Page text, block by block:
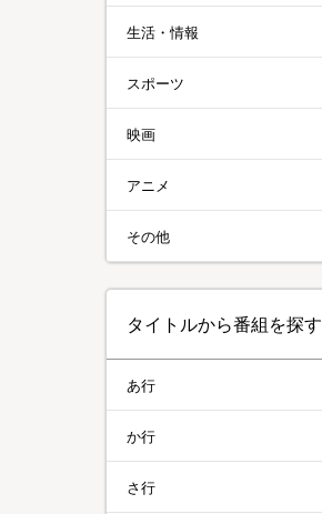
生活・情報
スポーツ
映画
アニメ
その他
タイトルから番組を探す
あ行
か行
さ行